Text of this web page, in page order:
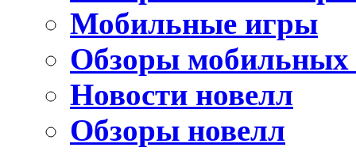
Мобильные игры
Обзоры мобильных
Новости новелл
Обзоры новелл